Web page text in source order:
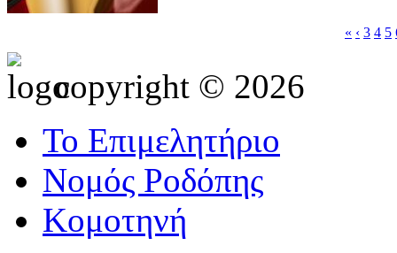
« ‹ 3 4 5
copyright © 2026
Το Επιμελητήριο
Νομός Ροδόπης
Κομοτηνή